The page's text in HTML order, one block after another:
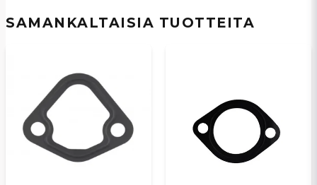
SAMANKALTAISIA ​​TUOTTEITA
email
Sähköpostiosoite
Kyllä, voit julkaista kysymykseni